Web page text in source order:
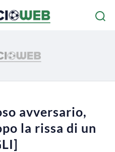
avversario,
la rissa di un